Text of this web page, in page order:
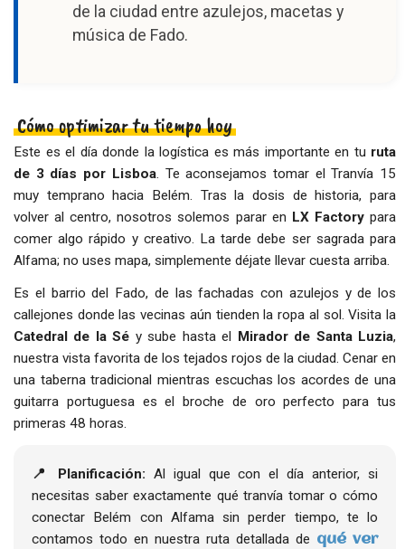
de la ciudad entre azulejos, macetas y
música de Fado.
Cómo optimizar tu tiempo hoy
Este es el día donde la logística es más importante en tu ruta
de 3 días por Lisboa. Te aconsejamos tomar el Tranvía 15
muy temprano hacia Belém. Tras la dosis de historia, para
volver al centro, nosotros solemos parar en LX Factorypara
comer algo rápido y creativo. La tarde debe ser sagrada para
Alfama; no uses mapa, simplemente déjate llevar cuesta arriba.
Es el barrio del Fado, de las fachadas con azulejos y de los
callejones donde las vecinas aún tienden la ropa al sol. Visita la
Catedral de la Sé y sube hasta el Mirador de Santa Luzia,
nuestra vista favorita de los tejados rojos de la ciudad. Cenar en
una taberna tradicional mientras escuchas los acordes de una
guitarra portuguesa es el broche de oro perfecto para tus
primeras 48 horas.
📍 Planificación: Al igual que con el día anterior, si
necesitas saber exactamente qué tranvía tomar o cómo
conectar Belém con Alfama sin perder tiempo, te lo
contamos todo en nuestra ruta detallada de qué ver